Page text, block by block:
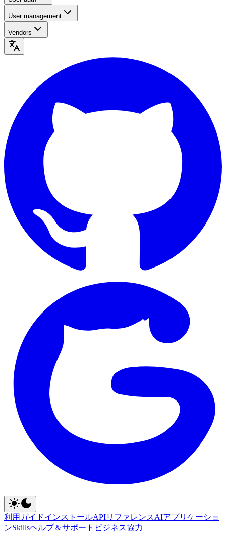
User management
Vendors
利用ガイドインストールAPIリファレンスAIアプリケーショ
ンSkillsヘルプ＆サポート ビジネス協力